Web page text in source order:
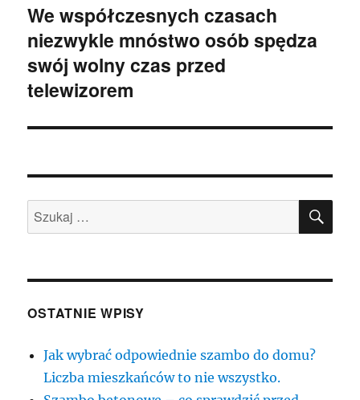
Następny
wpis:
We współczesnych czasach
niezwykle mnóstwo osób spędza
swój wolny czas przed
telewizorem
Szukaj:
OSTATNIE WPISY
Jak wybrać odpowiednie szambo do domu?
Liczba mieszkańców to nie wszystko.